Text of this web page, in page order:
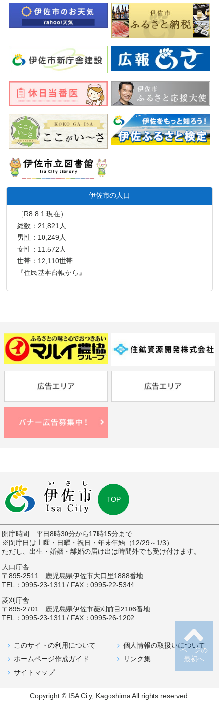
伊佐市の人口
（R8.8.1 現在）
総数：21,821人
男性：10,249人
女性：11,572人
世帯：12,110世帯
『住民基本台帳から』
ページの
最初へ
TOP
開庁時間 平日8時30分から17時15分まで
※閉庁日は土曜・日曜・祝日・年末年始（12/29～1/3）
ただし、出生・婚姻・離婚の届け出は時間外でも受け付けます。
大口庁舎
〒895-2511 鹿児島県伊佐市大口里1888番地
TEL：0995-23-1311 / FAX：0995-22-5344
菱刈庁舎
〒895-2701 鹿児島県伊佐市菱刈前目2106番地
TEL：0995-23-1311 / FAX：0995-26-1202
このサイトの利用について
個人情報の取扱いについて
ホームページ作成ガイド
リンク集
サイトマップ
Copyright © ISA City, Kagoshima All rights reserved.